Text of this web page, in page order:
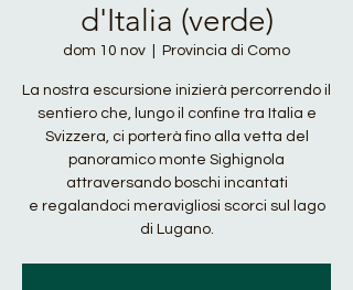
d'Italia (verde)
dom 10 nov Provincia di Como
La nostra escursione inizierà percorrendo il
sentiero che, lungo il confine tra Italia e
Svizzera, ci porterà fino alla vetta del
panoramico monte Sighignola
attraversando boschi incantati
e regalandoci meravigliosi scorci sul lago
di Lugano.